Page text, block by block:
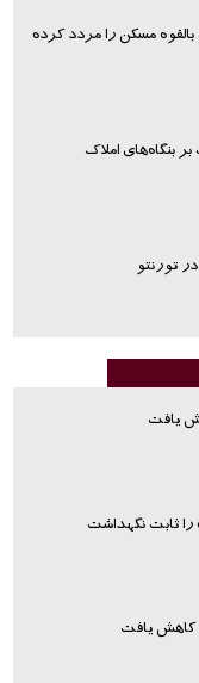
مسکن را مردد کرده
بنگاه‌های املاک
یافت
را ثابت نگهداشت